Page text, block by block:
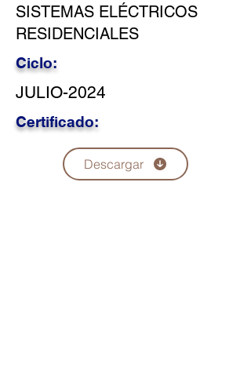
SISTEMAS ELÉCTRICOS
RESIDENCIALES
Ciclo:
JULIO-2024
Certificado:
Descargar